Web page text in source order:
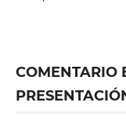
COMENTARIO